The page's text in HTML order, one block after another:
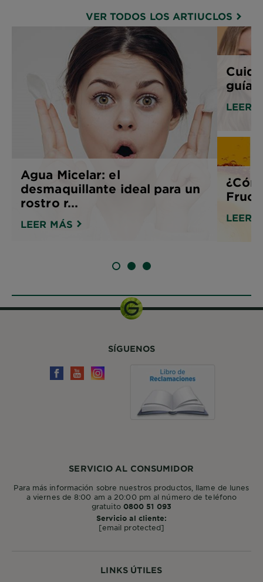
VER TODOS LOS ARTIUCLOS
Agua Micelar: el
desmaquillante ideal para un
rostro r...
LEER MÁS
guía
LEER
LEER
SLIDE 1
SLIDE 2SLIDE 3
LINKS ÚTILES
SERVICIO AL CONSUMIDOR
Para más información sobre nuestros productos, llame de lunes
a viernes de 8:00 am a 20:00 pm al número de teléfono
gratuito 0800 51 093
Servicio al cliente:
[email protected]
SÍGUENOS